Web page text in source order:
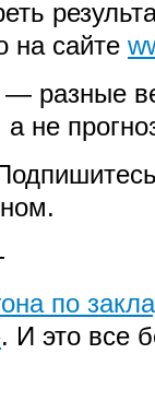
на сайте
— разные
а не
по
. И это все